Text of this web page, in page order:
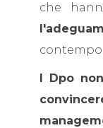
che
I Dpo